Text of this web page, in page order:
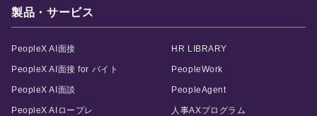
製品・サービス
PeopleX AI面接 HR LIBRARY
PeopleX AI面接 for バイト PeopleWork
PeopleX AI面談 PeopleAgent
PeopleX AIロープレ 人事AXプログラム